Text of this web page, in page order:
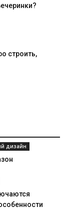
строить,
дизайн